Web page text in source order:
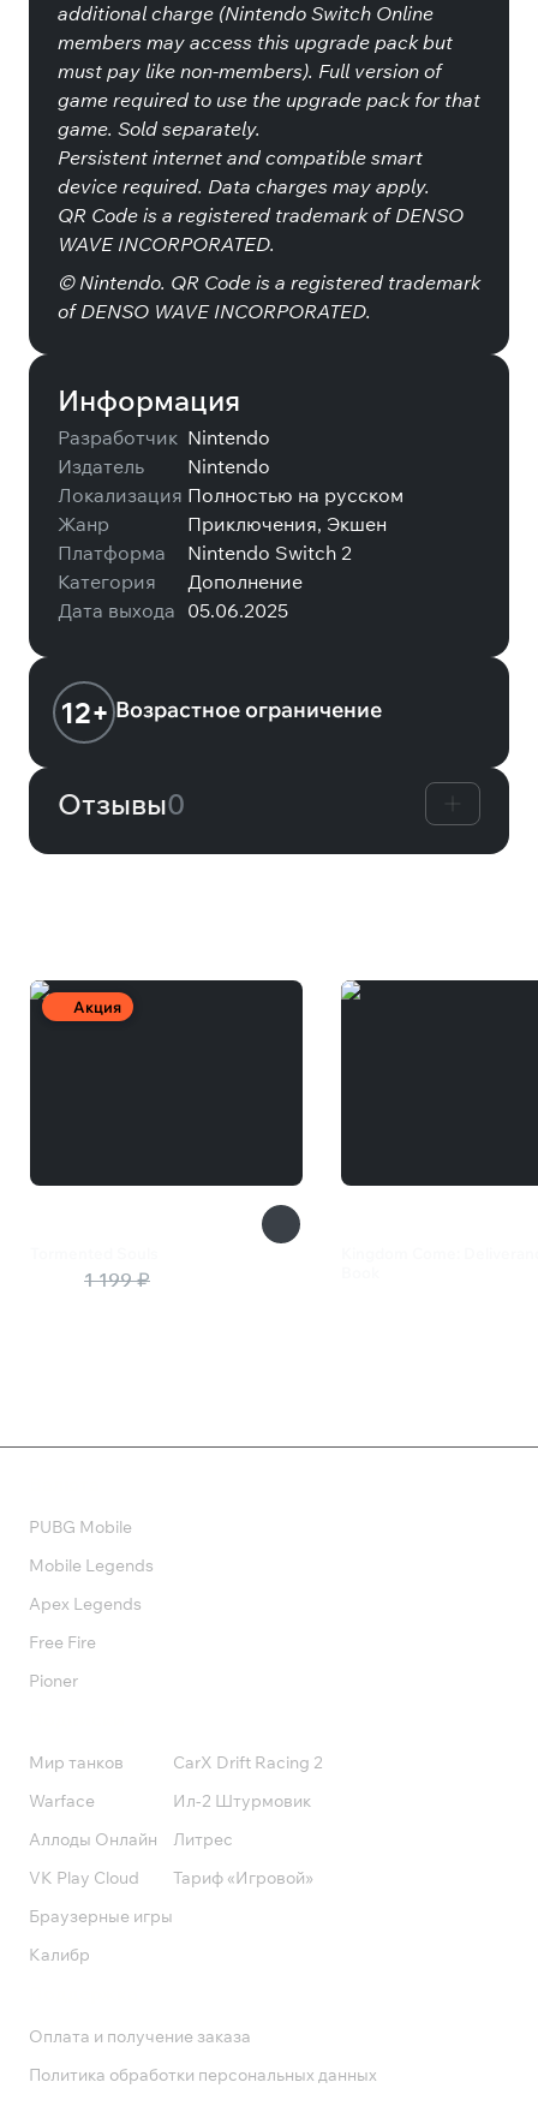
additional charge (Nintendo Switch Online
members may access this upgrade pack but
must pay like non-members). Full version of
game required to use the upgrade pack for that
game. Sold separately.
Persistent internet and compatible smart
device required. Data charges may apply.
QR Code is a registered trademark of DENSO
WAVE INCORPORATED.
© Nintendo. QR Code is a registered trademark
of DENSO WAVE INCORPORATED.
Информация
Разработчик Nintendo
Издатель
Nintendo
Локализация Полностью на русском
Жанр
Приключения, Экшен
Платформа
Nintendo Switch 2
Категория
Дополнение
Дата выхода 05.06.2025
12+ Возрастное ограничение
Отзывы0
Акция
1 199 ₽
PUBG Mobile
Mobile Legends
Apex Legends
Free Fire
Pioner
Мир танков
Warface
Аллоды Онлайн
VK Play Cloud
Браузерные игры
Калибр
CarX Drift Racing 2
Ил-2 Штурмовик
Литрес
Тариф «Игровой»
Оплата и получение заказа
Политика обработки персональных данных